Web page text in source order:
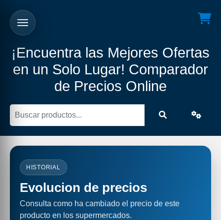
¡Encuentra las Mejores Ofertas
en un Solo Lugar! Comparador
de Precios Online
HISTORIAL
Evolucion de precios
Consulta como ha cambiado el precio de este
producto en los supermercados.